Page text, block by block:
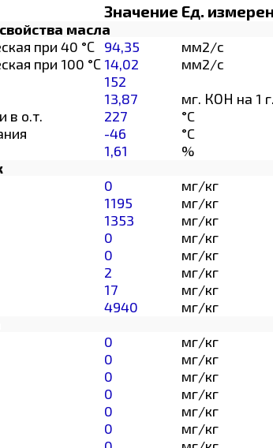
Значение Ед.
масла
при 40 °С 94,35
мм2/с
при 100 °С 14,02
мм2/с
152
13,87
мг. КОН на 1 г.
в о.т.
227
°C
-46
°C
1,61
%
0
мг/кг
1195
мг/кг
1353
мг/кг
0
мг/кг
0
мг/кг
2
мг/кг
17
мг/кг
4940
мг/кг
0
мг/кг
0
мг/кг
0
мг/кг
0
мг/кг
0
мг/кг
0
мг/кг